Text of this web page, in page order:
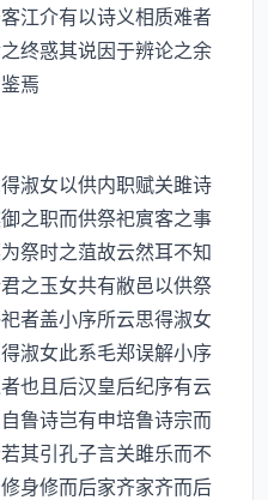
江介有以诗义相质难者
终惑其说因于辨论之余
焉
女以供内职赋关雎诗
之职而供祭祀賔客之事
祭时之菹故云然耳不知
之玉女共有敝邑以供祭
者盖小序所云思得淑女
淑女此系毛郑误解小序
也且后汉皇后纪序有云
鲁诗岂有申培鲁诗宗而
其引孔子言关雎乐而不
身修而后家齐家齐而后